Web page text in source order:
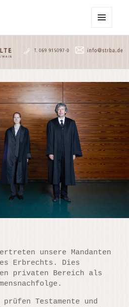
WIDGETS
unsere Mandanten
Erbrechts. Dies
privaten Bereich als
Testamente und